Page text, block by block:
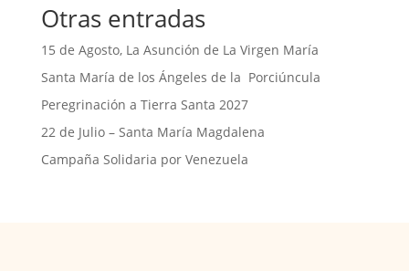
Otras entradas
15 de Agosto, La Asunción de La Virgen María
Santa María de los Ángeles de la Porciúncula
Peregrinación a Tierra Santa 2027
22 de Julio – Santa María Magdalena
Campaña Solidaria por Venezuela